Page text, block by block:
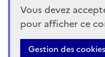
Vous devez
pour afficher ce
Gestion des cookies